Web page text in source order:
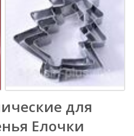
для
Елочки